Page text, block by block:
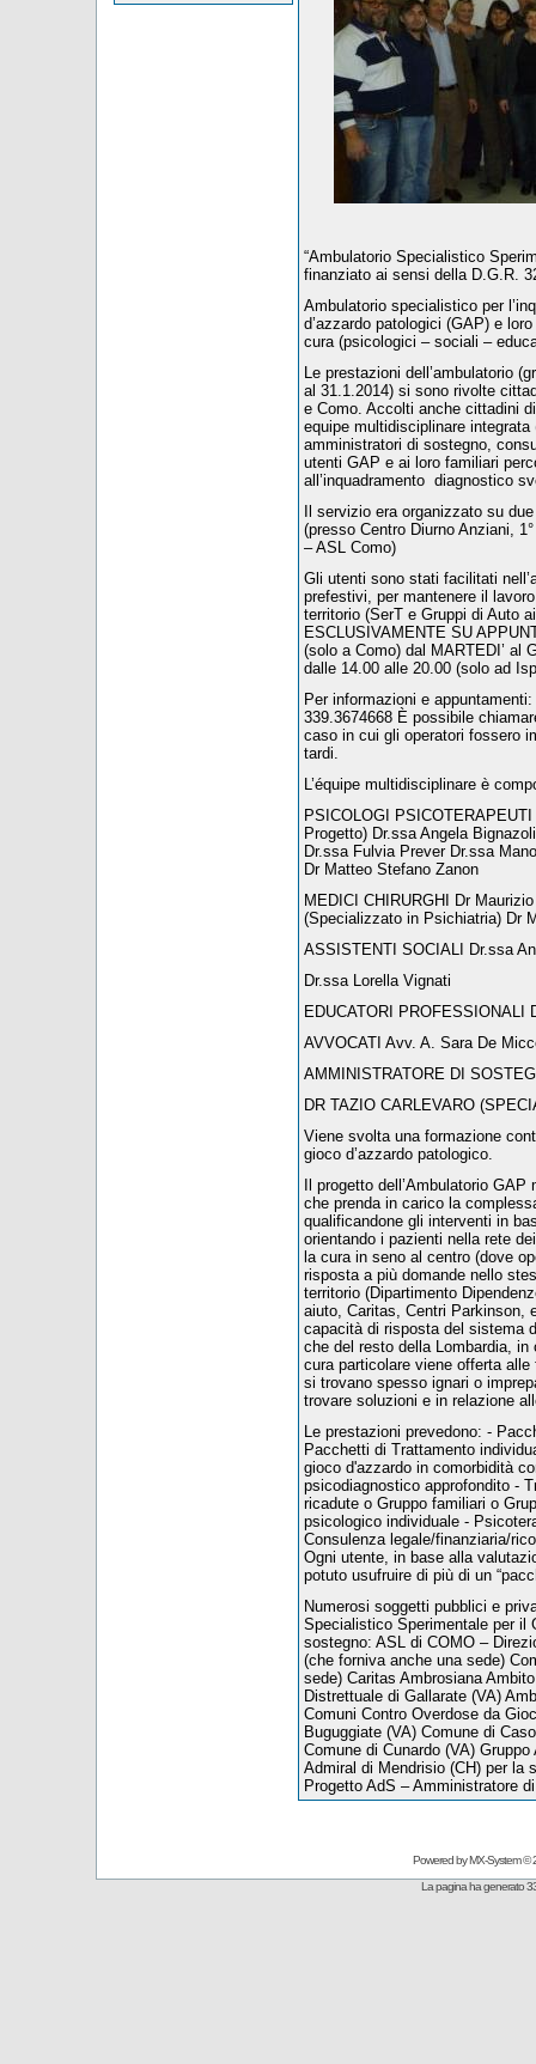
“Ambulatorio Specialistico
finanziato ai sensi della D.G.R.
Ambulatorio specialistico per
d’azzardo patologici (GAP) e
cura (psicologici – sociali –
Le prestazioni dell’ambulatorio
al 31.1.2014) si sono rivolte
e Como. Accolti anche cittadini
equipe multidisciplinare
amministratori di sostegno,
utenti GAP e ai loro familiari
all’inquadramento diagnostico
Il servizio era organizzato su
(presso Centro Diurno Anziani,
– ASL Como)
Gli utenti sono stati facilitati
prefestivi, per mantenere il
territorio (SerT e Gruppi di Auto
ESCLUSIVAMENTE SU
(solo a Como) dal MARTEDI’ al
dalle 14.00 alle 20.00 (solo ad
Per informazioni e
339.3674668 È possibile
caso in cui gli operatori fossero
tardi.
L’équipe multidisciplinare è
PSICOLOGI
Progetto) Dr.ssa Angela
Dr.ssa Fulvia Prever Dr.ssa
Dr Matteo Stefano Zanon
MEDICI CHIRURGHI Dr
(Specializzato in Psichiatria) Dr
ASSISTENTI SOCIALI Dr.ssa
Dr.ssa Lorella Vignati
EDUCATORI PROFESSIONALI
AVVOCATI Avv. A. Sara De
AMMINISTRATORE DI
DR TAZIO CARLEVARO
Viene svolta una formazione
gioco d’azzardo patologico.
Il progetto dell’Ambulatorio
che prenda in carico la
qualificandone gli interventi in
orientando i pazienti nella rete
la cura in seno al centro (dove
risposta a più domande nello
territorio (Dipartimento
aiuto, Caritas, Centri Parkinson,
capacità di risposta del sistema
che del resto della Lombardia,
cura particolare viene offerta
si trovano spesso ignari o
trovare soluzioni e in relazione
Le prestazioni prevedono: -
Pacchetti di Trattamento
gioco d'azzardo in comorbidità
psicodiagnostico approfondito -
ricadute o Gruppo familiari o
psicologico individuale -
Consulenza legale/finanziaria/
Ogni utente, in base alla
potuto usufruire di più di un
Numerosi soggetti pubblici e
Specialistico Sperimentale per il
sostegno: ASL di COMO –
(che forniva anche una sede)
sede) Caritas Ambrosiana
Distrettuale di Gallarate (VA)
Comuni Contro Overdose da
Buguggiate (VA) Comune di
Comune di Cunardo (VA)
Admiral di Mendrisio (CH) per la
Progetto AdS – Amministratore
Powered byMX-System©
La pagina ha generato